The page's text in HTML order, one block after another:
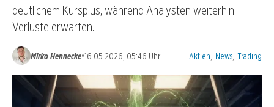
deutlichem Kursplus, während Analysten weiterhin
Verluste erwarten.
Mirko Hennecke•16.05.2026, 05:46 Uhr Kategorien:
Aktien News Trading